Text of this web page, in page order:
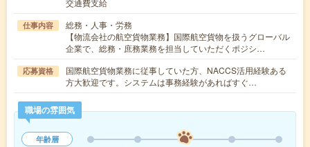
交通費支給
仕事内容
総務・人事・労務
【物流会社の航空貨物業務】国際航空貨物を扱うグローバル
企業で、総務・庶務業務を担当していただくポジシ…
応募資格
国際航空貨物業務に従事していた方、NACCS活用経験ある
方大歓迎です。システムは事務経験があればすぐ…
職場の雰囲気
年齢層